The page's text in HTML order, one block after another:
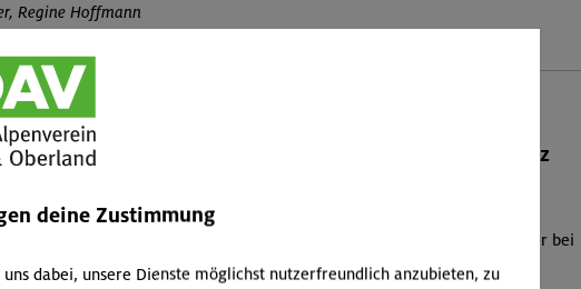
Regine Hoffmann
Wanderwoche Zillertal vom 19. – 24.06.2022 mit Franz
Viel Sonne, aber auch Gewitter, Starkregen und sogar Hagel hatten wir bei
unseren Wanderungen im Naturpark Zillertal. Wir haben wieder im
deine Zustimmung
uns dabei, unsere Dienste möglichst nutzerfreundlich anzubieten, zu